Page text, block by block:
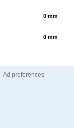
0 mm
0 mm
Ad preferences